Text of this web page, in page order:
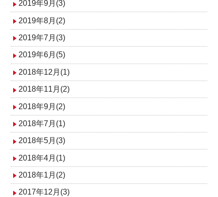
2019年9月(3)
2019年8月(2)
2019年7月(3)
2019年6月(5)
2018年12月(1)
2018年11月(2)
2018年9月(2)
2018年7月(1)
2018年5月(3)
2018年4月(1)
2018年1月(2)
2017年12月(3)